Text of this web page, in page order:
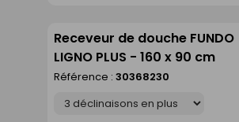
Receveur de douche FUNDO
LIGNO PLUS - 160 x 90 cm
Référence : 30368230